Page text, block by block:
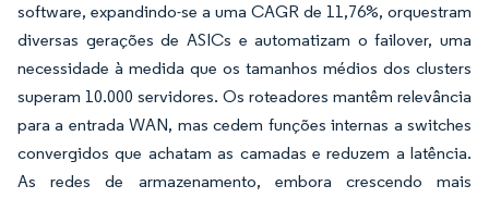
software, expandindo-se a uma CAGR de 11,76%, orquestram
diversas gerações de ASICs e automatizam o failover, uma
necessidade à medida que os tamanhos médios dos clusters
superam 10.000 servidores. Os roteadores mantêm relevância
para a entrada WAN, mas cedem funções internas a switches
convergidos que achatam as camadas e reduzem a latência.
As redes de armazenamento, embora crescendo mais